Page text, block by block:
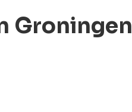
Groningen